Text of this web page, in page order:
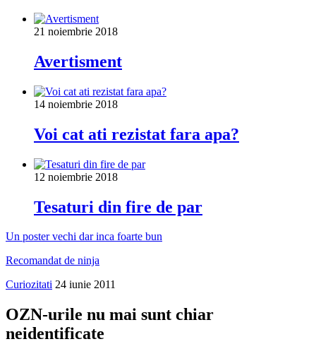
21 noiembrie 2018
Avertisment
14 noiembrie 2018
Voi cat ati rezistat fara apa?
12 noiembrie 2018
Tesaturi din fire de par
Un poster vechi dar inca foarte bun
Recomandat de ninja
Curiozitati 24 iunie 2011
OZN-urile nu mai sunt chiar
neidentificate